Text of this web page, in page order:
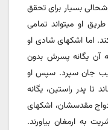
بسیار برای تحقق
او میتواند تمامی
اما اشکهای شادی او
آن یگانه پسرش بدون
جان سپرد. سپس او
تا پدر راستین، یگانه
مقدسشان، اشکهای
به ارمغان بیاورند.